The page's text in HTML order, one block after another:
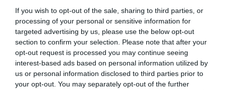
If you wish to opt-out of the sale, sharing to third parties, or
processing of your personal or sensitive information for
targeted advertising by us, please use the below opt-out
section to confirm your selection. Please note that after your
opt-out request is processed you may continue seeing
interest-based ads based on personal information utilized by
us or personal information disclosed to third parties prior to
your opt-out. You may separately opt-out of the further
de interés en su última reunión, en un contexto marcado por la
incertidumbre que introduce la guerra en Oriente Próximo. La
institución reconoce riesgos para la inflación y la actividad económica,
pero considera que dispone de margen para esperar...
El trono del BCE se mueve antes de tiempo:
Europa afila candidaturas
EVA MALDONADO 19/02/2026
En Fráncfort nadie confirma nada y, al mismo tiempo,
nadie descarta nada. La posibilidad de que Christine
Lagarde no agote su mandato al frente del Banco